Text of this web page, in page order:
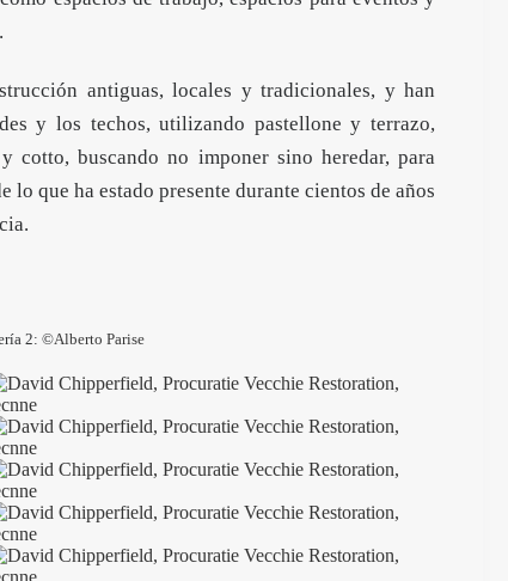
antiguas, locales y tradicionales, y han
y los techos, utilizando pastellone y terrazo,
cotto, buscando no imponer sino heredar, para
que ha estado presente durante cientos de años
2: ©Alberto Parise